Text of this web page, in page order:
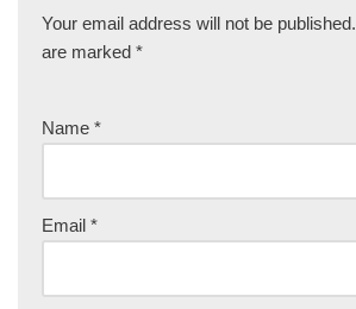
Your email address will not be published.
are marked *
Name *
Email *